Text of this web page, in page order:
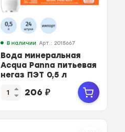
В наличии Арт.: 2015667
Вода минеральная
Acqua Panna питьевая
негаз ПЭТ 0,5 л
206₽